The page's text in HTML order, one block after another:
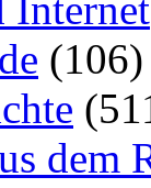
(106)
dem